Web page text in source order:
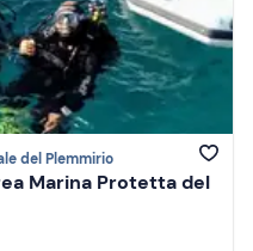
del Plemmirio
Marina Protetta del